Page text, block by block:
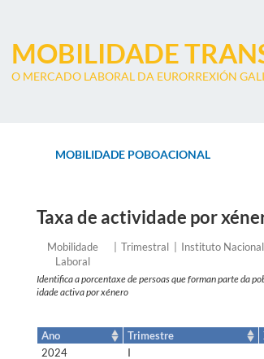
MOBILIDADE
O MERCADO LABORAL DA EURORREXIÓN
MOBILIDADE POBOACIONAL
Taxa de actividade por
EixoMobilidade
Laboral
Frecuencia
TrimestralEntidade
Instituto
Identifica a porcentaxe de persoas que forman parte da
idade activa por xénero
Ano Trimestre
2024
I